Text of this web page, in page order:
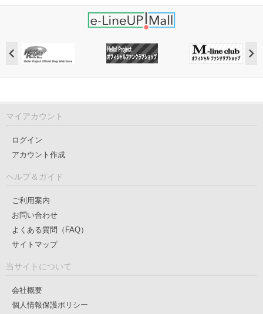
マイアカウント
ログイン
アカウント作成
ヘルプ＆ガイド
ご利用案内
お問い合わせ
よくある質問（FAQ）
サイトマップ
当サイトについて
会社概要
個人情報保護ポリシー